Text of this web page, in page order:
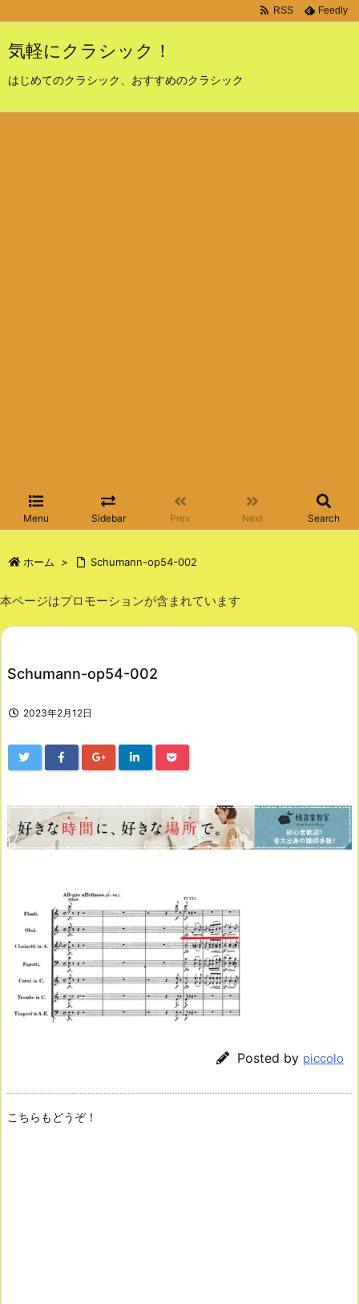
気軽にクラシック！
はじめてのクラシック、おすすめのクラシック
Menu Sidebar Prev Next Search
RSS Feedly
ホーム > Schumann-op54-002
本ページはプロモーションが含まれています
Schumann-op54-002
2023年2月12日
Posted by piccolo
こちらもどうぞ！